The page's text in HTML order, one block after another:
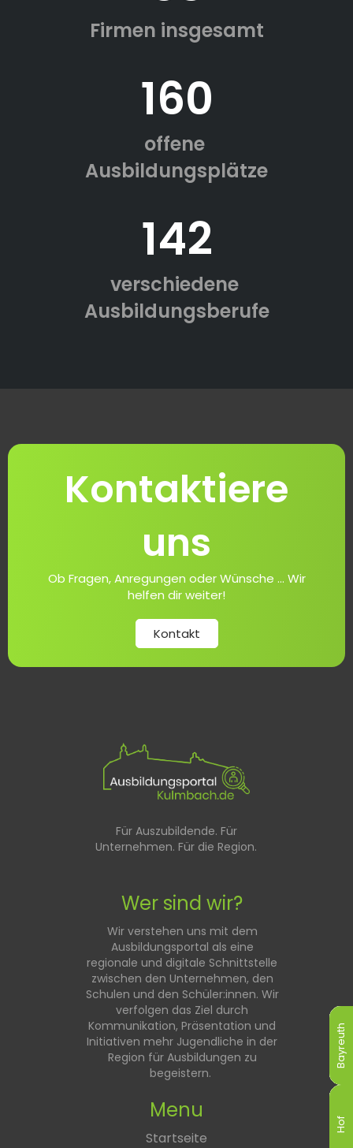
Bayreuth
Hof
Bayreuth
Hof
Bayreuth
Hof
Bayreuth
Hof
Bayreuth
Hof
Bayreuth
Hof
Firmen insgesamt
160
offene
Ausbildungsplätze
142
verschiedene
Ausbildungsberufe
Kontaktiere
uns
Ob Fragen, Anregungen oder Wünsche ... Wir
helfen dir weiter!
Kontakt
Für Auszubildende. Für
Unternehmen. Für die Region.
Wer sind wir?
Wir verstehen uns mit dem
Ausbildungsportal als eine
regionale und digitale Schnittstelle
zwischen den Unternehmen, den
Schulen und den Schüler:innen. Wir
verfolgen das Ziel durch
Kommunikation, Präsentation und
Initiativen mehr Jugendliche in der
Region für Ausbildungen zu
begeistern.
Menu
Startseite